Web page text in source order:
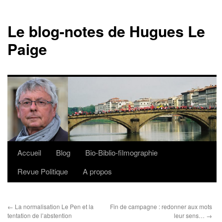
Le blog-notes de Hugues Le
Paige
Aller
Accueil Blog
Bio-Biblio-filmographie
Revue Politique
A propos
← La normalisation Le Pen et la
tentation de l’abstention
Fin de campagne : redonner aux mots
leur sens… →